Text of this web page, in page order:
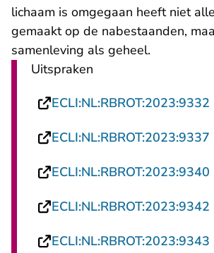
lichaam is omgegaan heeft niet
gemaakt op de nabestaanden,
samenleving als geheel.
Uitspraken
ECLI:NL:RBROT:2023:9332
ECLI:NL:RBROT:2023:9337
ECLI:NL:RBROT:2023:9340
ECLI:NL:RBROT:2023:9342
ECLI:NL:RBROT:2023:9343